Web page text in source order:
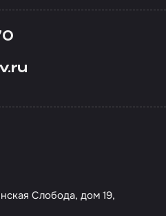
Слобода, дом 19,